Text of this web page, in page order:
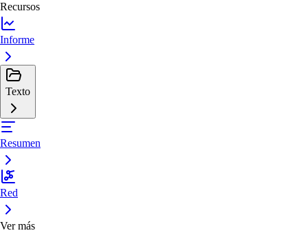
Recursos
Informe
Texto
Resumen
Red
Ver más